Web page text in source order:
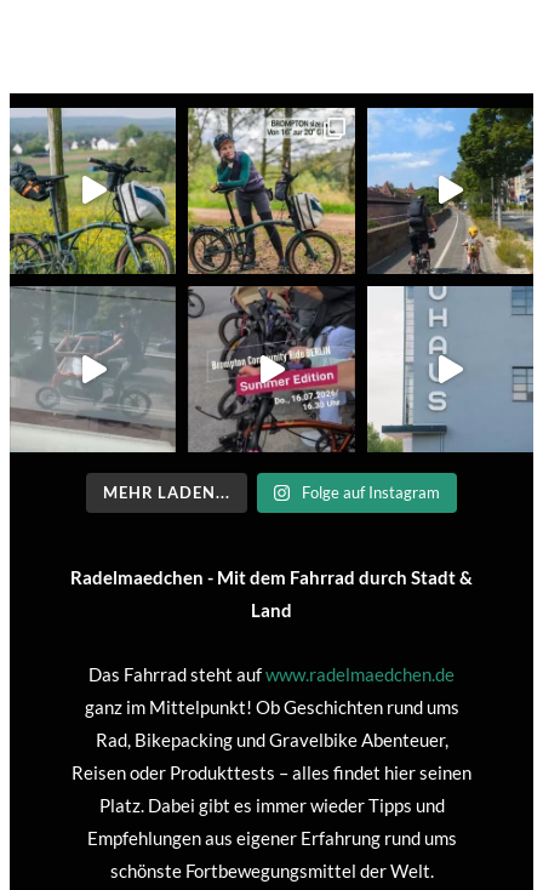
MEHR LADEN... Folge auf Instagram
Radelmaedchen - Mit dem Fahrrad durch Stadt &
Land
Das Fahrrad steht aufwww.radelmaedchen.de
ganz im Mittelpunkt! Ob Geschichten rund ums
Rad, Bikepacking und Gravelbike Abenteuer,
Reisen oder Produkttests – alles findet hier seinen
Platz. Dabei gibt es immer wieder Tipps und
Empfehlungen aus eigener Erfahrung rund ums
schönste Fortbewegungsmittel der Welt.